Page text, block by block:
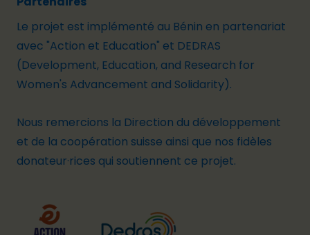
Le projet est implémenté au Bénin en partenariat
avec "Action et Education" et DEDRAS
(Development, Education, and Research for
Women's Advancement and Solidarity).
Nous remercions la Direction du développement
et de la coopération suisse ainsi que nos fidèles
donateur·rices qui soutiennent ce projet.